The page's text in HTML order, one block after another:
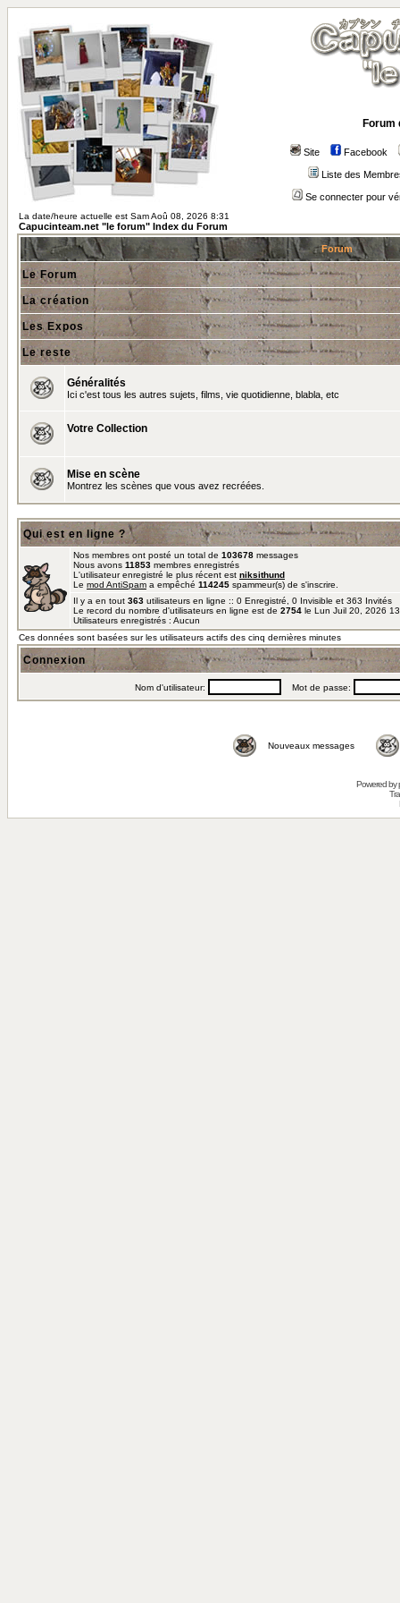
Forum
Site Facebook
Liste des
Se connecter pour
La date/heure actuelle est Sam Aoû 08, 2026 8:31
Capucinteam.net "le forum" Index du Forum
Forum
Le Forum
La création
Les Expos
Le reste
Généralités
Ici c'est tous les autres sujets, films, vie quotidienne, blabla, etc
Votre Collection
Mise en scène
Montrez les scènes que vous avez recréées.
Qui est en ligne ?
Nos membres ont posté un total de 103678 messages
Nous avons 11853 membres enregistrés
L'utilisateur enregistré le plus récent est niksithund
Le mod AntiSpam a empêché 114245 spammeur(s) de s'inscrire.
Il y a en tout 363 utilisateurs en ligne :: 0 Enregistré, 0 Invisible et 363
Le record du nombre d'utilisateurs en ligne est de 2754 le Lun Juil 20, 2026
Utilisateurs enregistrés : Aucun
Ces données sont basées sur les utilisateurs actifs des cinq dernières minutes
Connexion
Nom d'utilisateur: Mot de passe:
Nouveaux messages
Powered by